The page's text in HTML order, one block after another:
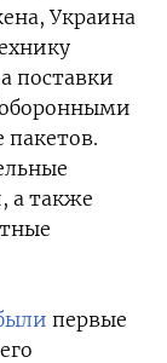
Украина
поставки
оборонными
а также
первые